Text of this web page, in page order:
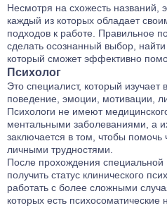
Несмотря на схожесть названий,
каждый из которых обладает
подходов к работе. Правильное
сделать осознанный выбор,
который сможет эффективно
Психолог
Это специалист, который изучает
поведение, эмоции, мотивации,
Психологи не имеют
ментальными заболеваниями, а
заключается в том, чтобы помочь
личными трудностями.
После прохождения специальной
получить статус клинического
работать с более сложными
которых есть